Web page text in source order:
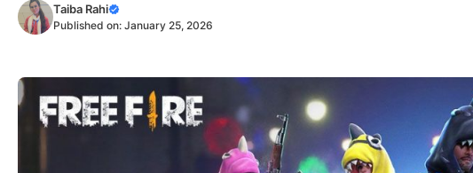
Taiba Rahi
Published on: January 25, 2026